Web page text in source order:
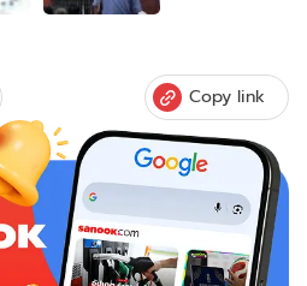
Copy link